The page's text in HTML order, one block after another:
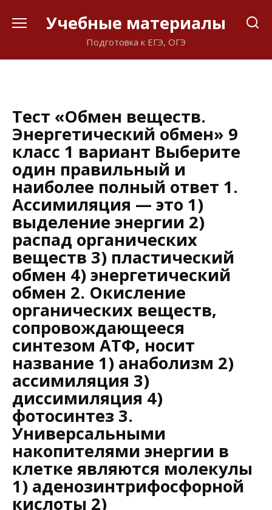
Учебные материалы
Подготовка к ЕГЭ, ОГЭ
Тест «Обмен веществ.
Энергетический обмен» 9
класс 1 вариант Выберите
один правильный и
наиболее полный ответ 1.
Ассимиляция — это 1)
выделение энергии 2)
распад органических
веществ 3) пластический
обмен 4) энергетический
обмен 2. Окисление
органических веществ,
сопровождаю­щееся
синтезом АТФ, носит
название 1) анаболизм 2)
ассимиляция 3)
диссимиляция 4)
фотосинтез 3.
Универсальными
накопителями энергии в
клетке являются молекулы
1) аденозинтрифосфорной
кислоты 2)